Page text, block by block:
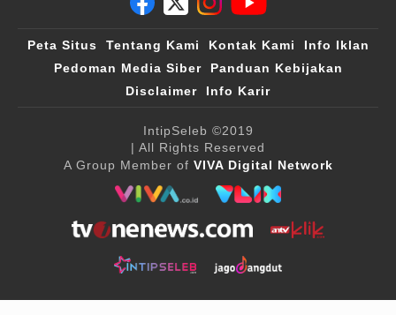
Peta Situs Tentang Kami Kontak Kami
Info Iklan
Pedoman Media Siber
Panduan Kebijakan
Disclaimer
Info Karir
IntipSeleb ©2019
| All Rights Reserved
A Group Member of VIVA Digital Network